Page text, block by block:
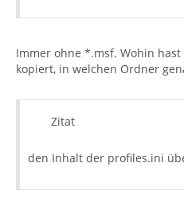
Immer ohne *.msf. Wohin
kopiert, in welchen Ordner
Zitat
den Inhalt der profiles.ini